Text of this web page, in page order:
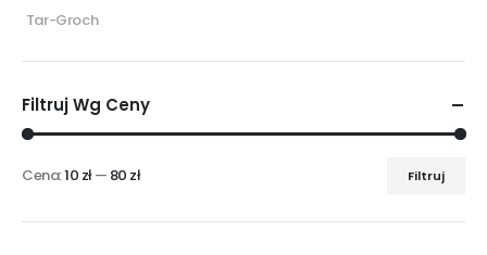
Tar-Groch
Filtruj Wg Ceny
Filtruj
Cena:10 zł— 80 zł